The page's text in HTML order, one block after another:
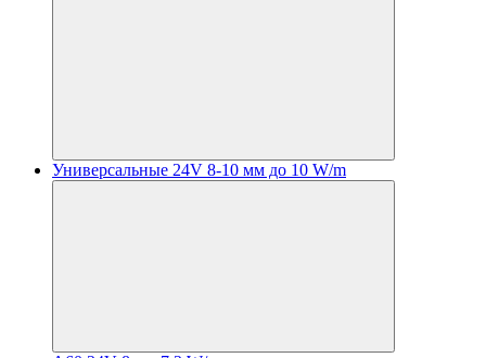
Универсальные 24V 8-10 мм до 10 W/m